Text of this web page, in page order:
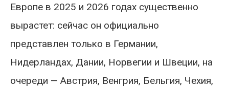
Европе в 2025 и 2026 годах существенно
вырастет: сейчас он официально
представлен только в Германии,
Нидерландах, Дании, Норвегии и Швеции, на
очереди — Австрия, Венгрия, Бельгия, Чехия,